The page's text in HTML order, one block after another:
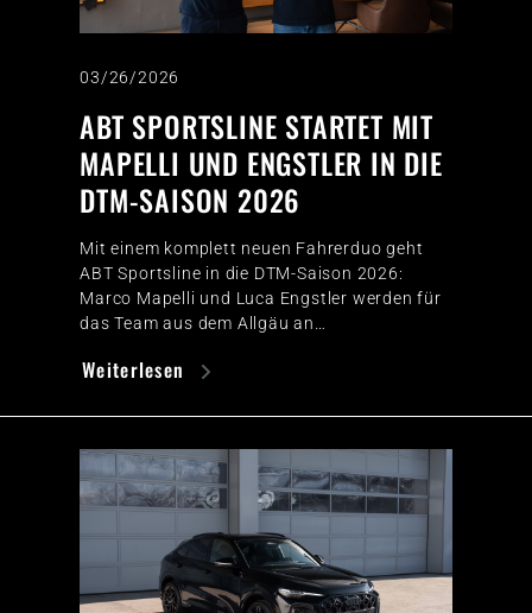
03/26/2026
ABT SPORTSLINE STARTET MIT
MAPELLI UND ENGSTLER IN DIE
DTM-SAISON 2026
Mit einem komplett neuen Fahrerduo geht
ABT Sportsline in die DTM-Saison 2026:
Marco Mapelli und Luca Engstler werden für
das Team aus dem Allgäu an…
Weiterlesen